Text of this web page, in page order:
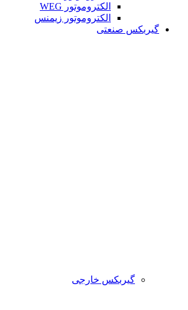
الکتروموتور WEG
الکتروموتور زیمنس
گیربکس صنعتی
گیربکس خارجی